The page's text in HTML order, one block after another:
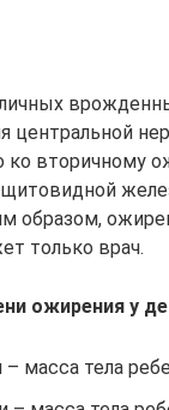
центральной
ко вторичному
образом,
только врач.
ожирения у
масса тела